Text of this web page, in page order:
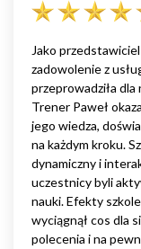
Jako
zadowolenie z
przeprowadziła
Trener Paweł
jego wiedza,
na każdym kroku.
dynamiczny i
uczestnicy byli
nauki. Efekty
wyciągnął cos dla
polecenia i na